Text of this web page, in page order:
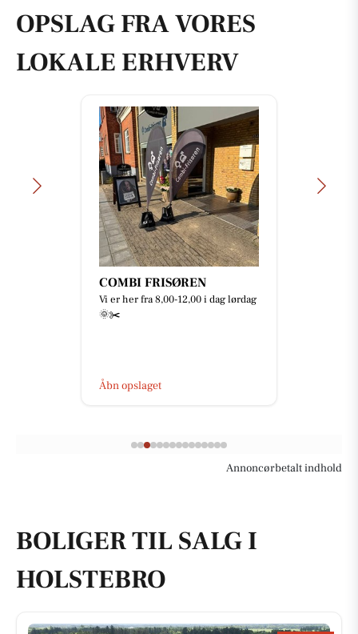
OPSLAG FRA VORES
LOKALE ERHVERV
COMBI FRISØREN
Vi er her fra 8,00-12,00 i dag lørdag
🌞✂️
Åbn opslaget
Annoncørbetalt indhold
BOLIGER TIL SALG I
HOLSTEBRO